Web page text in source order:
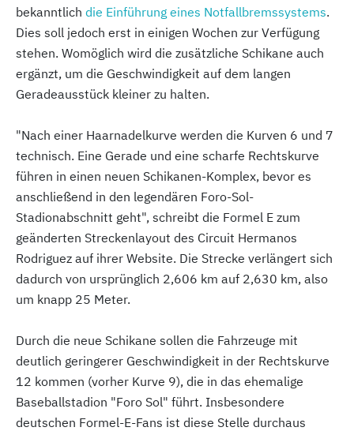
bekanntlich die Einführung eines Notfallbremssystems.
Dies soll jedoch erst in einigen Wochen zur Verfügung
stehen. Womöglich wird die zusätzliche Schikane auch
ergänzt, um die Geschwindigkeit auf dem langen
Geradeausstück kleiner zu halten.
"Nach einer Haarnadelkurve werden die Kurven 6 und 7
technisch. Eine Gerade und eine scharfe Rechtskurve
führen in einen neuen Schikanen-Komplex, bevor es
anschließend in den legendären Foro-Sol-
Stadionabschnitt geht", schreibt die Formel E zum
geänderten Streckenlayout des Circuit Hermanos
Rodriguez auf ihrer Website. Die Strecke verlängert sich
dadurch von ursprünglich 2,606 km auf 2,630 km, also
um knapp 25 Meter.
Durch die neue Schikane sollen die Fahrzeuge mit
deutlich geringerer Geschwindigkeit in der Rechtskurve
12 kommen (vorher Kurve 9), die in das ehemalige
Baseballstadion "Foro Sol" führt. Insbesondere
deutschen Formel-E-Fans ist diese Stelle durchaus